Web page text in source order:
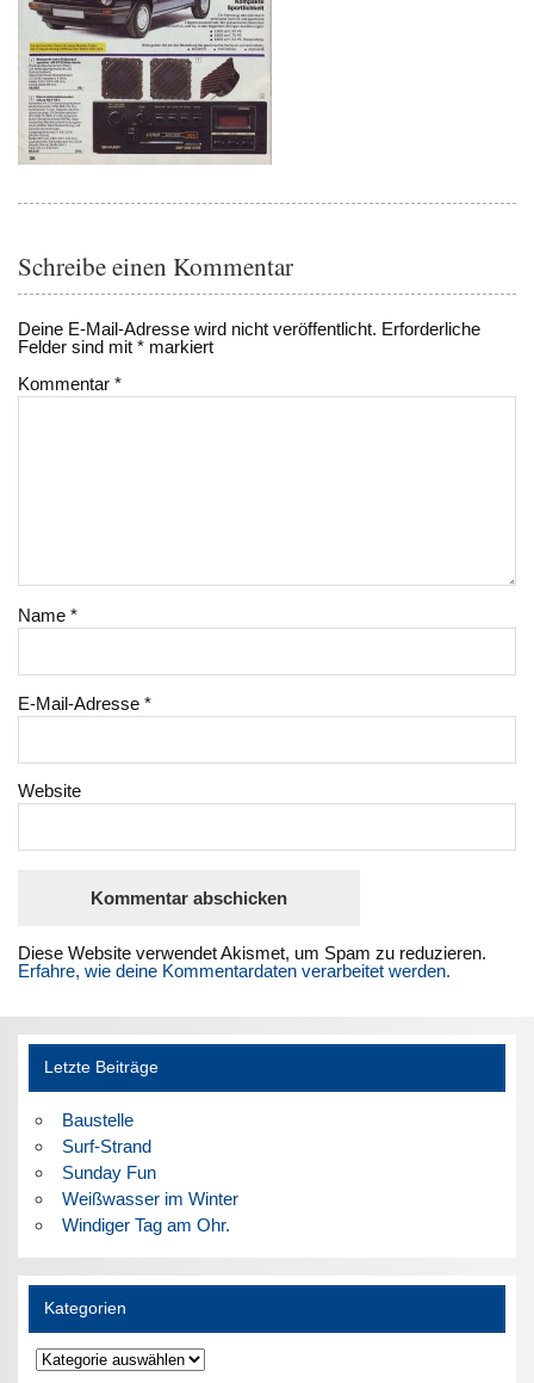
Schreibe einen Kommentar
Deine E-Mail-Adresse wird nicht veröffentlicht. Erforderliche
Felder sind mit* markiert
Kommentar*
Name*
E-Mail-Adresse*
Website
Diese Website verwendet Akismet, um Spam zu reduzieren.
Erfahre, wie deine Kommentardaten verarbeitet werden.
Letzte Beiträge
Baustelle
Surf-Strand
Sunday Fun
Weißwasser im Winter
Windiger Tag am Ohr.
Kategorien
Kategorien